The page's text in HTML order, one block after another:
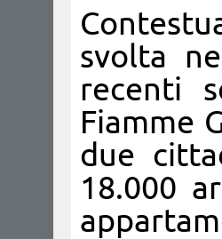
svolta
recenti
Fiamme
due
18.000